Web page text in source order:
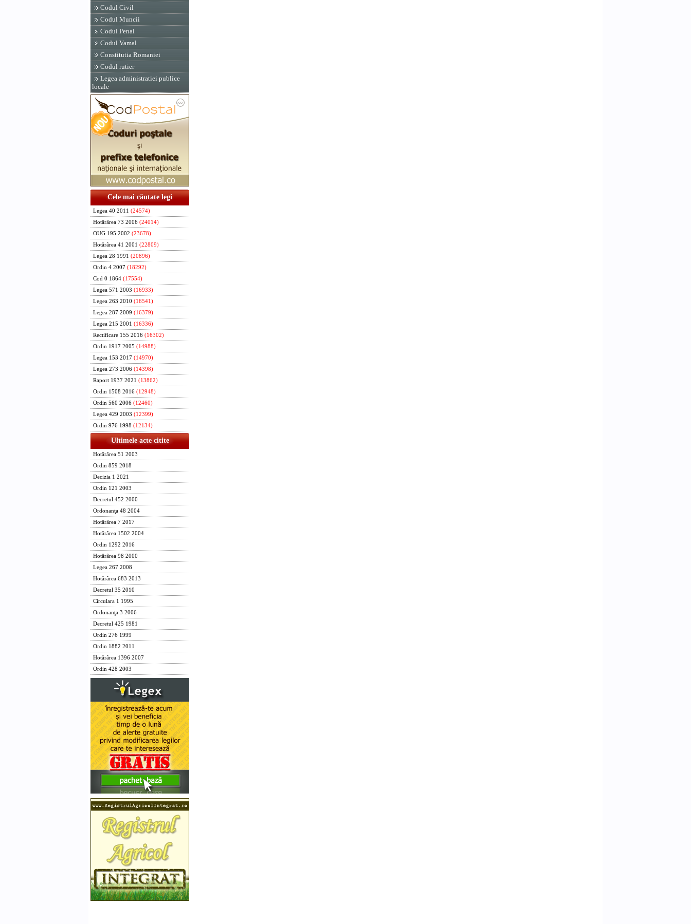
Codul Civil
Codul Muncii
Codul Penal
Codul Vamal
Constitutia Romaniei
Codul rutier
Legea administratiei publice
locale
Cele mai căutate legi
Legea 40 2011 (24574)
Hotărârea 73 2006 (24014)
OUG 195 2002 (23678)
Hotărârea 41 2001 (22809)
Legea 28 1991 (20896)
Ordin 4 2007 (18292)
Cod 0 1864 (17554)
Legea 571 2003 (16933)
Legea 263 2010 (16541)
Legea 287 2009 (16379)
Legea 215 2001 (16336)
Rectificare 155 2016 (16302)
Ordin 1917 2005 (14988)
Legea 153 2017 (14970)
Legea 273 2006 (14398)
Raport 1937 2021 (13862)
Ordin 1508 2016 (12948)
Ordin 560 2006 (12460)
Legea 429 2003 (12399)
Ordin 976 1998 (12134)
Ultimele acte citite
Hotărârea 51 2003
Ordin 859 2018
Decizia 1 2021
Ordin 121 2003
Decretul 452 2000
Ordonanţa 48 2004
Hotărârea 7 2017
Hotărârea 1502 2004
Ordin 1292 2016
Hotărârea 98 2000
Legea 267 2008
Hotărârea 683 2013
Decretul 35 2010
Circulara 1 1995
Ordonanţa 3 2006
Decretul 425 1981
Ordin 276 1999
Ordin 1882 2011
Hotărârea 1396 2007
Ordin 428 2003